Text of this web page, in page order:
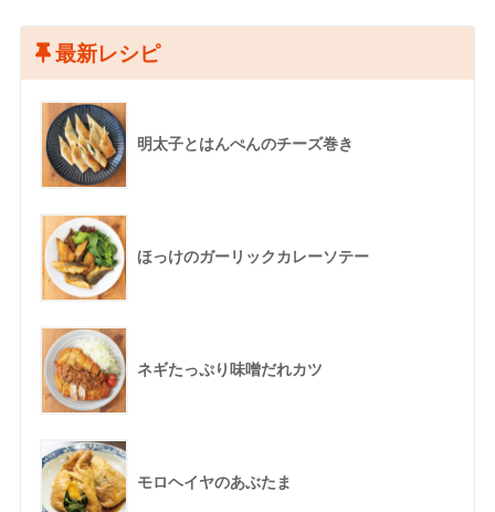
最新レシピ
明太子とはんぺんのチーズ巻き
ほっけのガーリックカレーソテー
ネギたっぷり味噌だれカツ
モロヘイヤのあぶたま